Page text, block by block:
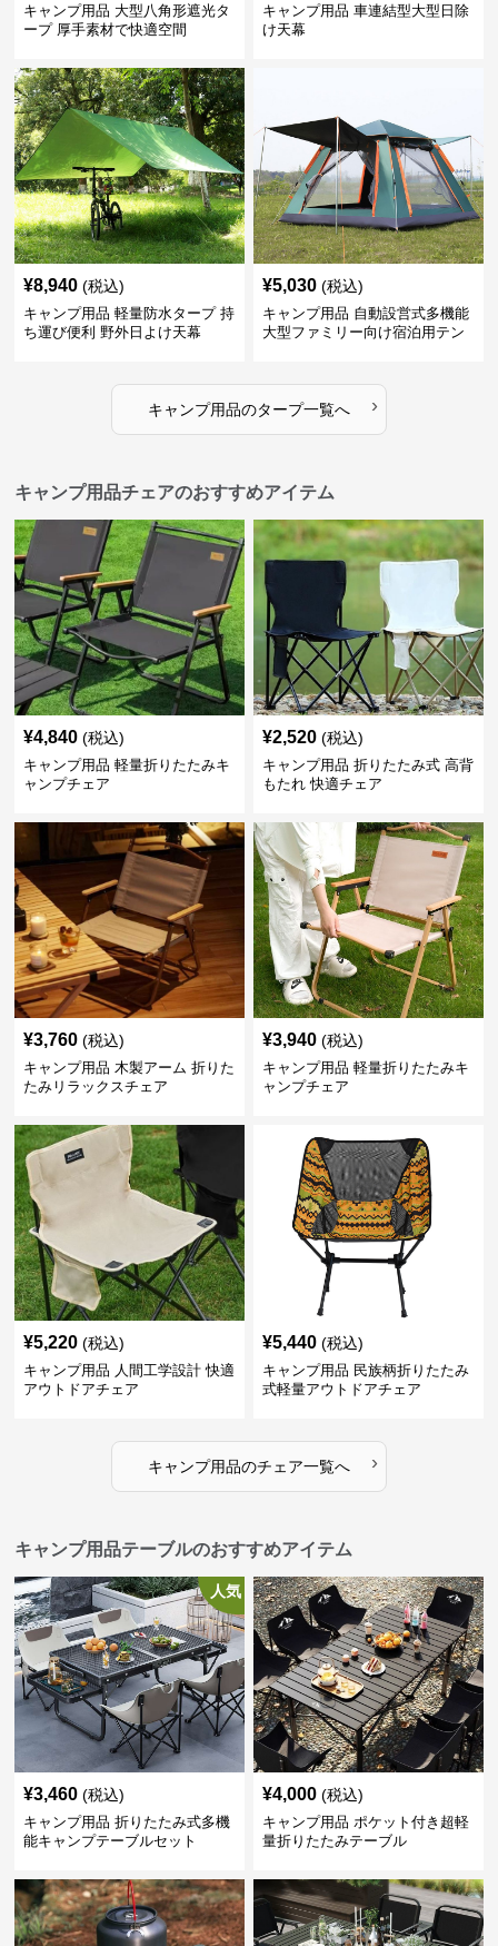
キャンプ用品 大型八角形遮光タ
ープ 厚手素材で快適空間
キャンプ用品 車連結型大型日除
け天幕
¥8,940 (税込)
キャンプ用品 軽量防水タープ 持
ち運び便利 野外日よけ天幕
¥5,030 (税込)
キャンプ用品 自動設営式多機能
大型ファミリー向け宿泊用テン
キャンプ用品のタープ一覧へ ›
キャンプ用品チェアのおすすめアイテム
¥4,840 (税込)
キャンプ用品 軽量折りたたみキ
ャンプチェア
¥2,520 (税込)
キャンプ用品 折りたたみ式 高背
もたれ 快適チェア
¥3,760 (税込)
キャンプ用品 木製アーム 折りた
たみリラックスチェア
¥3,940 (税込)
キャンプ用品 軽量折りたたみキ
ャンプチェア
¥5,220 (税込)
キャンプ用品 人間工学設計 快適
アウトドアチェア
¥5,440 (税込)
キャンプ用品 民族柄折りたたみ
式軽量アウトドアチェア
キャンプ用品のチェア一覧へ ›
キャンプ用品テーブルのおすすめアイテム
人気
¥3,460 (税込)
キャンプ用品 折りたたみ式多機
能キャンプテーブルセット
¥4,000 (税込)
キャンプ用品 ポケット付き超軽
量折りたたみテーブル